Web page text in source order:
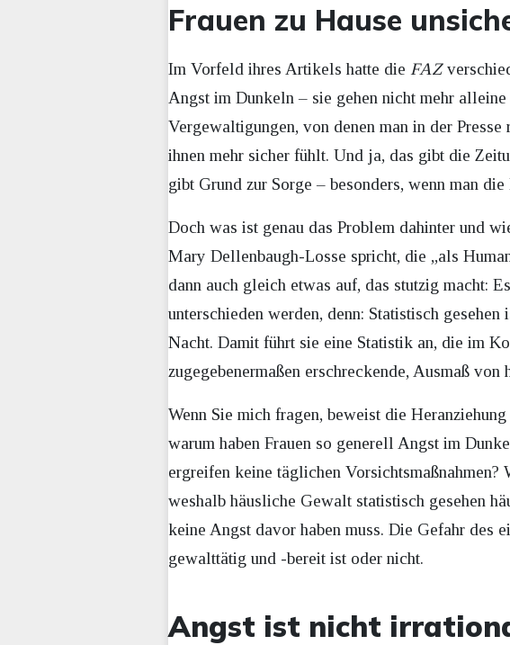
Frauen zu Hause
Im Vorfeld ihres Artikels hatte die FAZ
Angst im Dunkeln – sie gehen nicht mehr
Vergewaltigungen, von denen man in der
ihnen mehr sicher fühlt. Und ja, das gibt die
gibt Grund zur Sorge – besonders, wenn man
Doch was ist genau das Problem dahinter und
Mary Dellenbaugh-Losse spricht, die „als
dann auch gleich etwas auf, das stutzig macht:
unterschieden werden, denn: Statistisch
Nacht. Damit führt sie eine Statistik an, die im
zugegebenermaßen erschreckende, Ausmaß
Wenn Sie mich fragen, beweist die
warum haben Frauen so generell Angst im
ergreifen keine täglichen
weshalb häusliche Gewalt statistisch gesehen
keine Angst davor haben muss. Die Gefahr des
gewalttätig und -bereit ist oder nicht.
Angst ist nicht